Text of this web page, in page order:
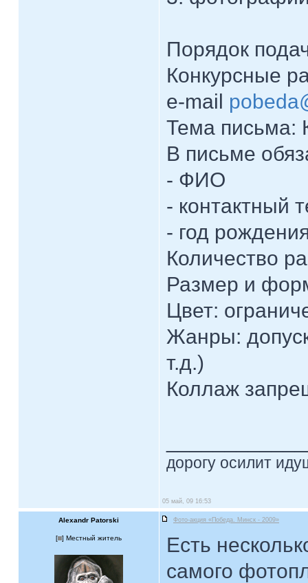
Порядок
Конкурсные
e-mail
Тема письма:
В письме
- ФИО
- контактный
- год
Количество
Размер и
Цвет:
Жанры:
т.д.)
Коллаж
дорогу осилит
05 май, 09 16:53
Alexandr Patorski Фото-акция «Победа. Минск - 2009»
[ ] Местный житель
Есть
самого